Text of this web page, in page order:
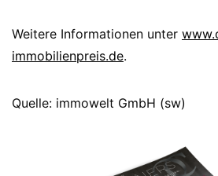
Weitere Informationen unter
immobilienpreis.de.
Quelle: immowelt GmbH (sw)